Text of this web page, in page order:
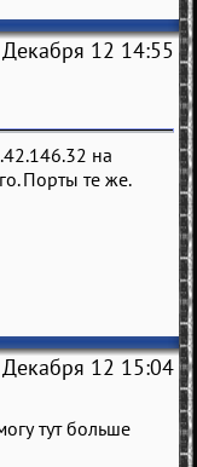
Декабря 12 14:55
на
Порты те же.
Декабря 12 15:04
тут больше